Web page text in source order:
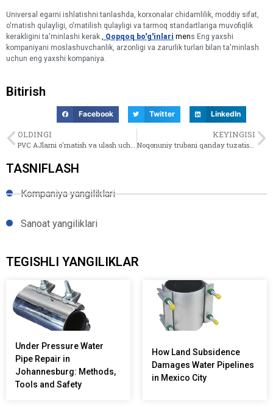
Universal egarni ishlatishni tanlashda, korxonalar chidamlilik, moddiy sifat,
o'rnatish qulayligi, o'rnatilish qulayligi va tarmoq standartlariga muvofiqlik
kerakligini ta'minlashi kerak., Qopqoq bo'g'inlari mens Eng yaxshi
kompaniyani moslashuvchanlik, arzonligi va zarurlik turlari bilan ta'minlash
uchun eng yaxshi kompaniya.
Bitirish
Facebook Twitter LinkedIn
OLDINGI KEYINGISI
Noqonuniy trubani qanday tuzatish kerak: bosqichma-bosqich DIY TA'MIN
TASNIFLASH
Kompaniya yangiliklari
Sanoat yangiliklari
TEGISHLI YANGILIKLAR
Under Pressure Water
Pipe Repair in
Johannesburg: Methods,
Tools and Safety
How Land Subsidence
Damages Water Pipelines
in Mexico City